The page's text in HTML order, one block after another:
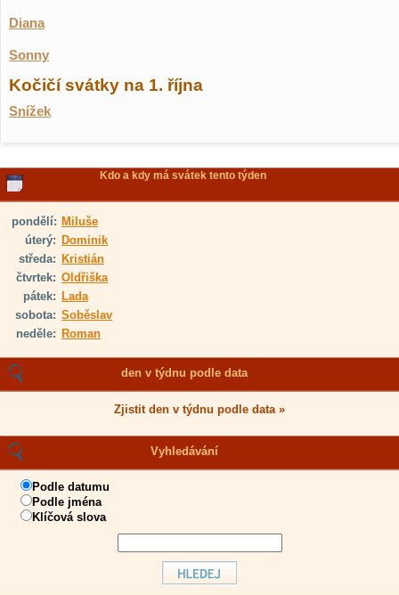
Diana
Sonny
Kočičí svátky na 1. října
Snížek
Kdo a kdy má svátek tento týden
pondělí: Miluše
úterý: Dominik
středa: Kristián
čtvrtek: Oldřiška
pátek: Lada
sobota: Soběslav
neděle: Roman
den v týdnu podle data
Zjistit den v týdnu podle data »
Vyhledávání
Podle datumu
Podle jména
Klíčová slova